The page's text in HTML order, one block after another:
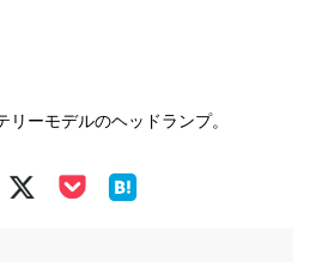
ーモデルのヘッドランプ。